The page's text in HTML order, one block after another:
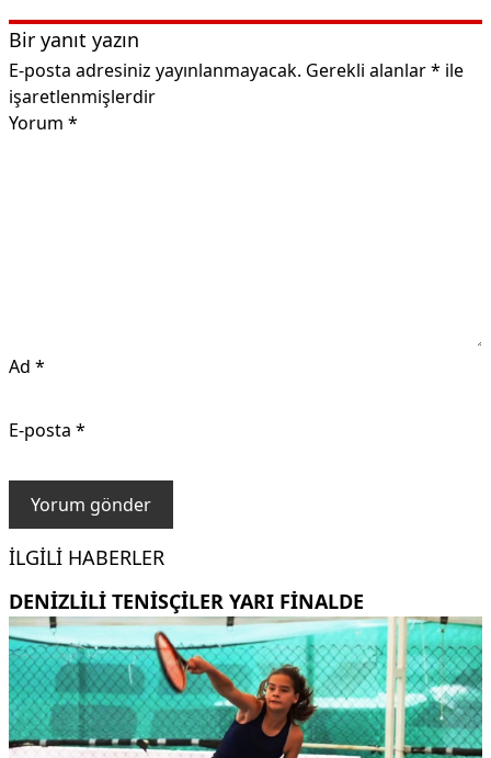
Bir yanıt yazın
E-posta adresiniz yayınlanmayacak. Gerekli alanlar* ile
işaretlenmişlerdir
Yorum *
Ad *
E-posta *
İLGILI HABERLER
DENİZLİLİ TENİSÇİLER YARI FİNALDE